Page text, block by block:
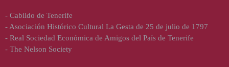
- Cabildo de Tenerife
- Asociación Histórico Cultural La Gesta de 25 de julio de 1797
- Real Sociedad Económica de Amigos del País de Tenerife
- The Nelson Society